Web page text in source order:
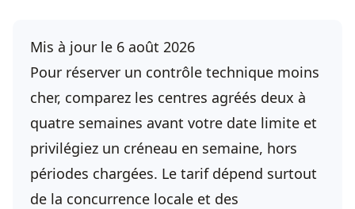
Mis à jour le 6 août 2026
Pour réserver un contrôle technique moins
cher, comparez les centres agréés deux à
quatre semaines avant votre date limite et
privilégiez un créneau en semaine, hors
périodes chargées. Le tarif dépend surtout
de la concurrence locale et des